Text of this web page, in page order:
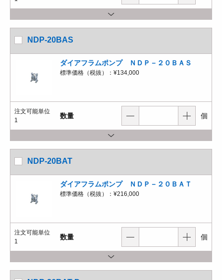
NDP-20BAS
ダイアフラムポンプ ＮＤＰ－２０ＢＡＳ
標準価格（税抜）： ¥134,000
注文可能単位
1
数量 個
NDP-20BAT
ダイアフラムポンプ ＮＤＰ－２０ＢＡＴ
標準価格（税抜）： ¥216,000
注文可能単位
1
数量 個